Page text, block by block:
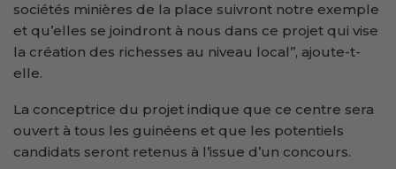
sociétés minières de la place suivront notre exemple
et qu’elles se joindront à nous dans ce projet qui vise
la création des richesses au niveau local’’, ajoute-t-
elle.
La conceptrice du projet indique que ce centre sera
ouvert à tous les guinéens et que les potentiels
candidats seront retenus à l’issue d’un concours.